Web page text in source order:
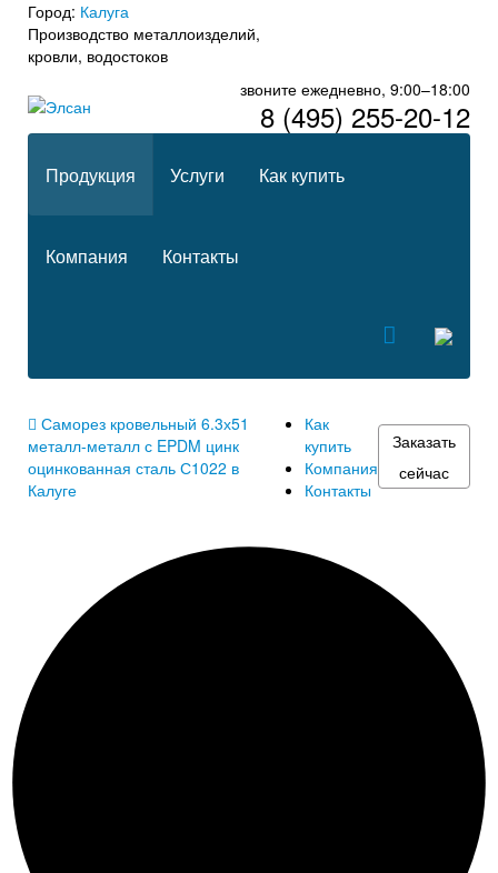
Город: Калуга
Производство металлоизделий,
кровли, водостоков
звоните ежедневно, 9:00–18:00
8 (495) 255-20-12
Продукция Услуги Как купить
Компания Контакты
Саморез кровельный 6.3х51
металл-металл с EPDM цинк
оцинкованная сталь С1022 в
Калуге
Как
купить
Компания
Контакты
Заказать
сейчас